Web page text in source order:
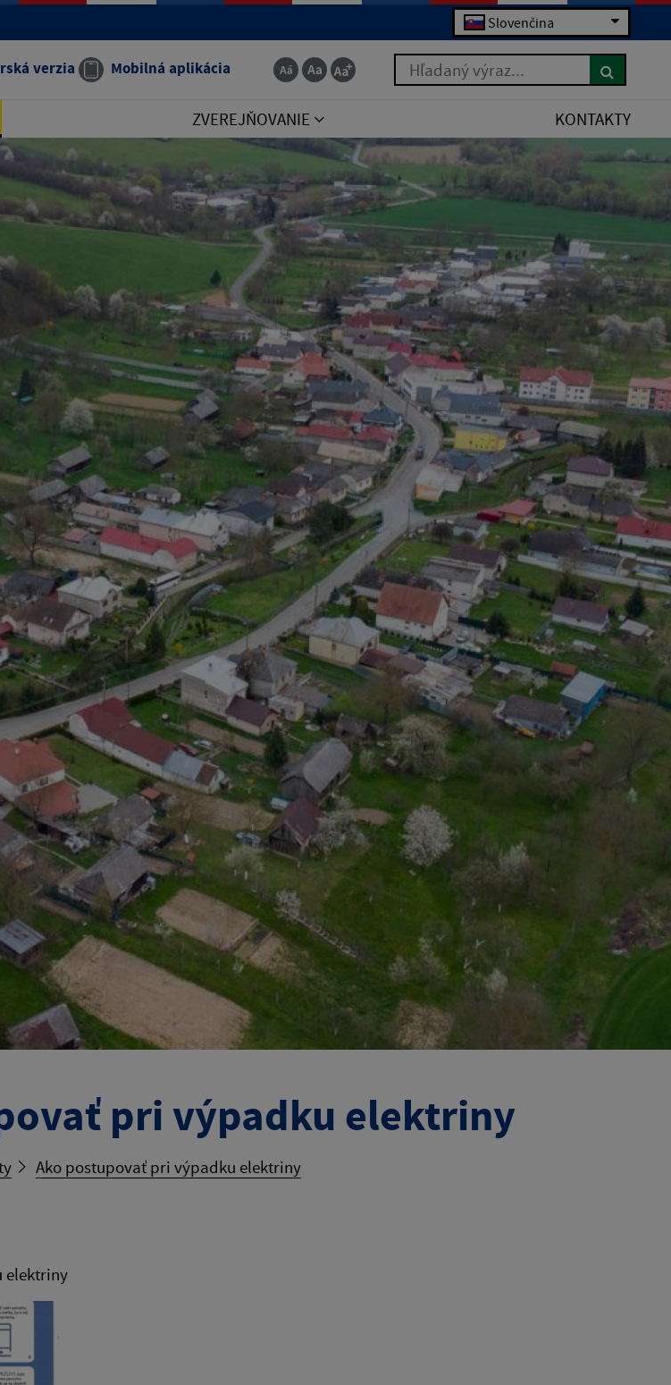
Slovenčina
verzia Mobilná aplikácia Hľadaný výraz...
ZVEREJŇOVANIE KONTAKTY
pri výpadku elektriny
Ako postupovať pri výpadku elektriny
elektriny